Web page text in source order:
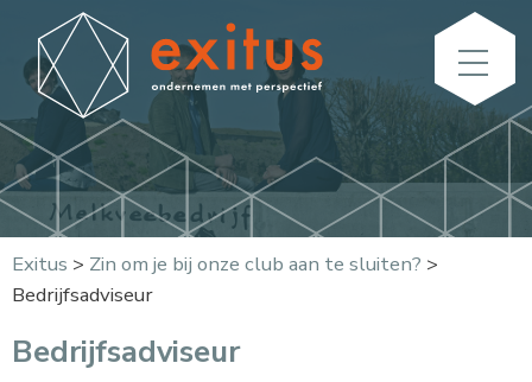
Exitus > Zin om je bij onze club aan te sluiten? >
Bedrijfsadviseur
Bedrijfsadviseur